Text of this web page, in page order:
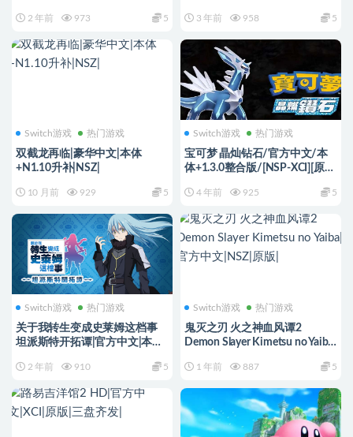
2 年前 973 5 3 年前 958 5
Switch游戏 热门游戏
双截龙再临|豪华中文|本体
+N1.10升补|NSZ|
10 月前 929 5
Switch游戏 热门游戏
宝可梦 晶灿钻石/官方中文/本
体+1.3.0整合版/[NSP-XCI][原版
4 年前 925 5
Switch游戏 热门游戏
关于我转生变成史莱姆这档事
坦派斯特开拓谭|官方中文|本体
2 年前 910 5
Switch游戏 热门游戏
鬼灭之刃 火之神血风谭2
Demon Slayer Kimetsu no Yaiba|
1 年前 887 5